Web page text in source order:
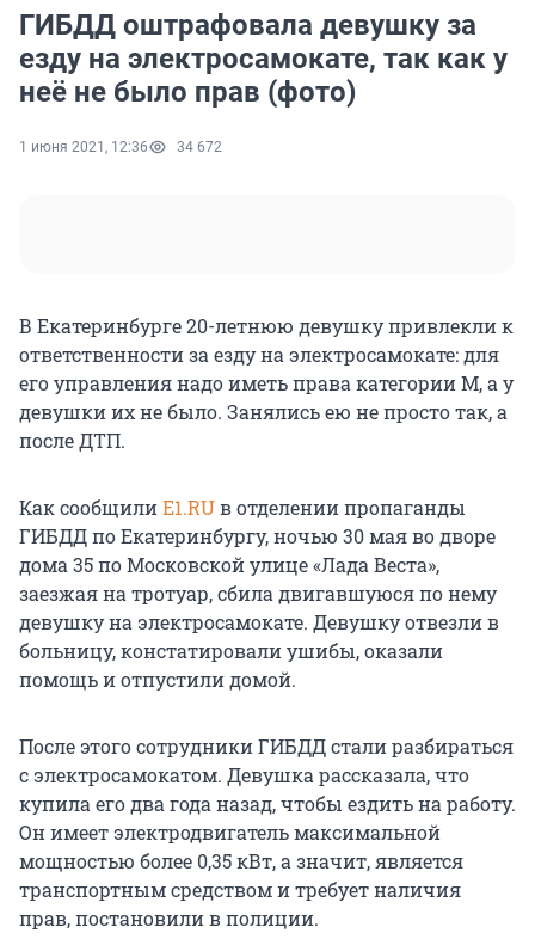
ГИБДД оштрафовала девушку за
езду на электросамокате, так как у
неё не было прав (фото)
1 июня 2021, 12:36 34 672
В Екатеринбурге 20-летнюю девушку привлекли к
ответственности за езду на электросамокате: для
его управления надо иметь права категории М, а у
девушки их не было. Занялись ею не просто так, а
после ДТП.
Как сообщилиE1.RUв отделении пропаганды
ГИБДД по Екатеринбургу, ночью 30 мая во дворе
дома 35 по Московской улице «Лада Веста»,
заезжая на тротуар, сбила двигавшуюся по нему
девушку на электросамокате. Девушку отвезли в
больницу, констатировали ушибы, оказали
помощь и отпустили домой.
После этого сотрудники ГИБДД стали разбираться
с электросамокатом. Девушка рассказала, что
купила его два года назад, чтобы ездить на работу.
Он имеет электродвигатель максимальной
мощностью более 0,35 кВт, а значит, является
транспортным средством и требует наличия
прав, постановили в полиции.